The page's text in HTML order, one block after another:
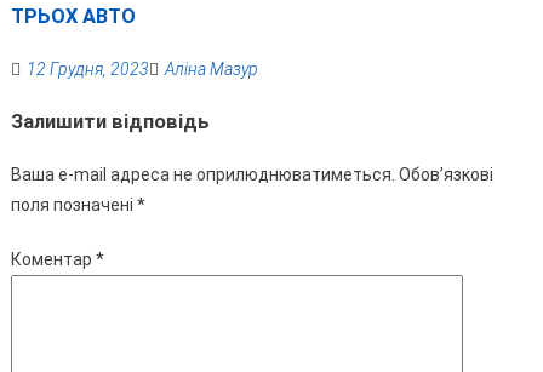
ТРЬОХ АВТО
12 Грудня, 2023 Аліна Мазур
Залишити відповідь
Ваша e-mail адреса не оприлюднюватиметься. Обов’язкові
поля позначені *
Коментар *